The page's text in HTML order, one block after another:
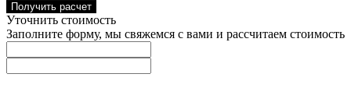
Получить расчет
Уточнить стоимость
Заполните форму, мы свяжемся с вами и рассчитаем стоимость